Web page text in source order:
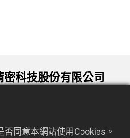
密科技股份有限公司
同意本網站使用Cookies。